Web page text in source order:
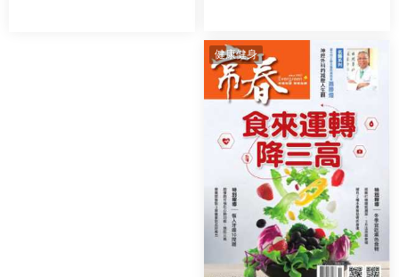
健康健身